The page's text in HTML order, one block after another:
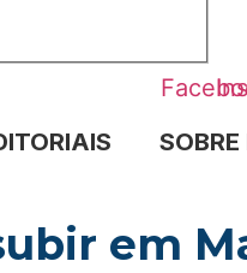
SOBRE
em